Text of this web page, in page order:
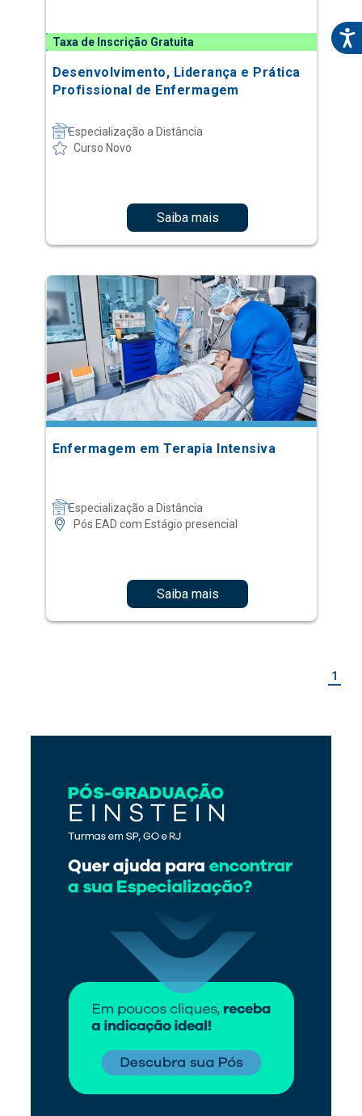
Taxa de Inscrição Gratuita
Desenvolvimento, Liderança e Prática
Profissional de Enfermagem
Especialização a Distância
Curso Novo
Saiba mais
Enfermagem em Terapia Intensiva
Especialização a Distância
Pós EAD com Estágio presencial
Saiba mais
1